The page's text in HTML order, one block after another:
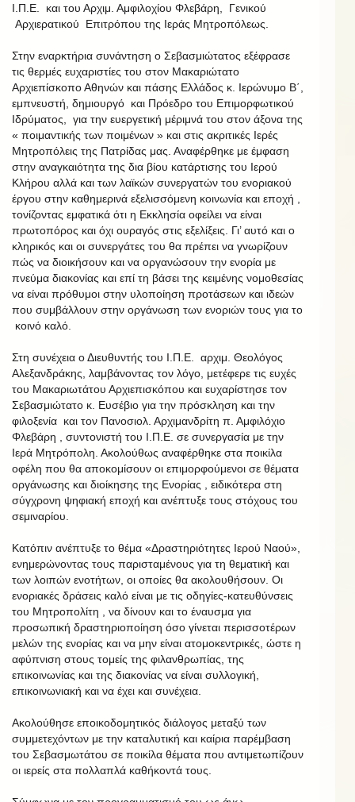
Ι.Π.Ε. και του Αρχιμ. Αμφιλοχίου Φλεβάρη, Γενικού
Αρχιερατικού Επιτρόπου της Ιεράς Μητροπόλεως.
Στην εναρκτήρια συνάντηση ο Σεβασμιώτατος εξέφρασε
τις θερμές ευχαριστίες του στον Μακαριώτατο
Αρχιεπίσκοπο Αθηνών και πάσης Ελλάδος κ. Ιερώνυμο Β΄,
εμπνευστή, δημιουργό και Πρόεδρο του Επιμορφωτικού
Ιδρύματος, για την ευεργετική μέριμνά του στον άξονα της
« ποιμαντικής των ποιμένων » και στις ακριτικές Ιερές
Μητροπόλεις της Πατρίδας μας. Αναφέρθηκε με έμφαση
στην αναγκαιότητα της δια βίου κατάρτισης του Ιερού
Κλήρου αλλά και των λαϊκών συνεργατών του ενοριακού
έργου στην καθημερινά εξελισσόμενη κοινωνία και εποχή ,
τονίζοντας εμφατικά ότι η Εκκλησία οφείλει να είναι
πρωτοπόρος και όχι ουραγός στις εξελίξεις. Γι’ αυτό και ο
κληρικός και οι συνεργάτες του θα πρέπει να γνωρίζουν
πώς να διοικήσουν και να οργανώσουν την ενορία με
πνεύμα διακονίας και επί τη βάσει της κειμένης νομοθεσίας
να είναι πρόθυμοι στην υλοποίηση προτάσεων και ιδεών
που συμβάλλουν στην οργάνωση των ενοριών τους για το
κοινό καλό.
Στη συνέχεια ο Διευθυντής του Ι.Π.Ε. αρχιμ. Θεολόγος
Αλεξανδράκης, λαμβάνοντας τον λόγο, μετέφερε τις ευχές
του Μακαριωτάτου Αρχιεπισκόπου και ευχαρίστησε τον
Σεβασμιώτατο κ. Ευσέβιο για την πρόσκληση και την
φιλοξενία και τον Πανοσιολ. Αρχιμανδρίτη π. Αμφιλόχιο
Φλεβάρη , συντονιστή του Ι.Π.Ε. σε συνεργασία με την
Ιερά Μητρόπολη. Ακολούθως αναφέρθηκε στα ποικίλα
οφέλη που θα αποκομίσουν οι επιμορφούμενοι σε θέματα
οργάνωσης και διοίκησης της Ενορίας , ειδικότερα στη
σύγχρονη ψηφιακή εποχή και ανέπτυξε τους στόχους του
σεμιναρίου.
Κατόπιν ανέπτυξε το θέμα «Δραστηριότητες Ιερού Ναού»,
ενημερώνοντας τους παρισταμένους για τη θεματική και
των λοιπών ενοτήτων, οι οποίες θα ακολουθήσουν. Οι
ενοριακές δράσεις καλό είναι με τις οδηγίες-κατευθύνσεις
του Μητροπολίτη , να δίνουν και το έναυσμα για
προσωπική δραστηριοποίηση όσο γίνεται περισσοτέρων
μελών της ενορίας και να μην είναι ατομοκεντρικές, ώστε η
αφύπνιση στους τομείς της φιλανθρωπίας, της
επικοινωνίας και της διακονίας να είναι συλλογική,
επικοινωνιακή και να έχει και συνέχεια.
Ακολούθησε εποικοδομητικός διάλογος μεταξύ των
συμμετεχόντων με την καταλυτική και καίρια παρέμβαση
του Σεβασμωτάτου σε ποικίλα θέματα που αντιμετωπίζουν
οι ιερείς στα πολλαπλά καθήκοντά τους.